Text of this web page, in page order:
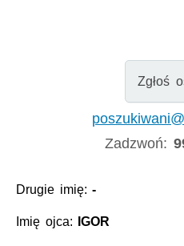
Zgłoś
Zadzwoń:
Drugie imię:-
Imię ojca: IGOR